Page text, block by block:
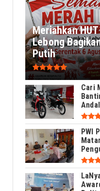
Meriahkan
Lebong
Putih
Cari
PWI